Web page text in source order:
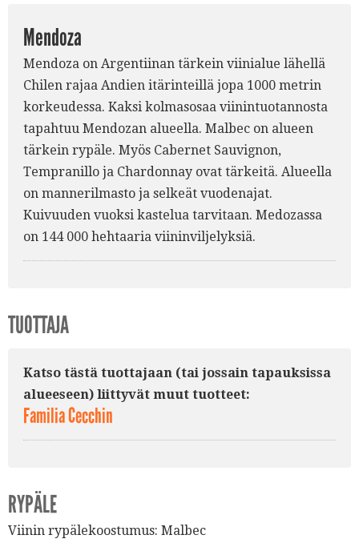
Mendoza
Mendoza on Argentiinan tärkein viinialue lähellä
Chilen rajaa Andien itärinteillä jopa 1000 metrin
korkeudessa. Kaksi kolmasosaa viinintuotannosta
tapahtuu Mendozan alueella. Malbec on alueen
tärkein rypäle. Myös Cabernet Sauvignon,
Tempranillo ja Chardonnay ovat tärkeitä. Alueella
on mannerilmasto ja selkeät vuodenajat.
Kuivuuden vuoksi kastelua tarvitaan. Medozassa
on 144 000 hehtaaria viininviljelyksiä.
TUOTTAJA
Katso tästä tuottajaan (tai jossain tapauksissa
alueeseen) liittyvät muut tuotteet:
Familia Cecchin
RYPÄLE
Viinin rypälekoostumus: Malbec